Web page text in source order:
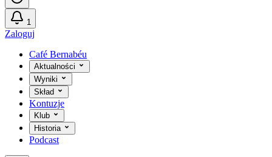
1
Zaloguj
Café Bernabéu
Aktualności
Wyniki
Skład
Kontuzje
Klub
Historia
Podcast